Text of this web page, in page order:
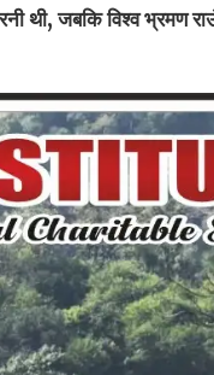
थी, जबकि विश्व भ्रमण